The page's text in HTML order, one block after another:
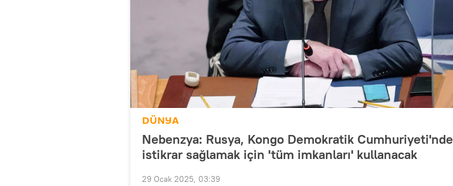
DÜNYA
Nebenzya: Rusya, Kongo Demokratik Cumhuriyeti'nde
istikrar sağlamak için 'tüm imkanları' kullanacak
29 Ocak 2025, 03:39